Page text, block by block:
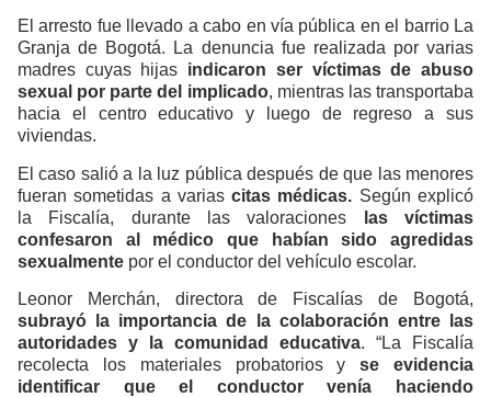
El arresto fue llevado a cabo en vía pública en el barrio La
Granja de Bogotá. La denuncia fue realizada por varias
madres cuyas hijas indicaron ser víctimas de abuso
sexual por parte del implicado, mientras las transportaba
hacia el centro educativo y luego de regreso a sus
viviendas.
El caso salió a la luz pública después de que las menores
fueran sometidas a variascitas médicas. Según explicó
la Fiscalía, durante las valoraciones
las víctimas
confesaron al médico que habían sido agredidas
sexualmente por el conductor del vehículo escolar.
Leonor Merchán, directora de Fiscalías de Bogotá,
subrayó la importancia de la colaboración entre las
autoridades y la comunidad educativa. “La Fiscalía
recolecta los materiales probatorios yse evidencia
identificar que el conductor venía haciendo